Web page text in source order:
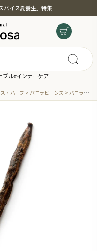
パイス夏養生」特集
ブル#インナーケア
・ハーブ バニラビーンズ バニラビーンズ 1本入 完熟 農薬不使用